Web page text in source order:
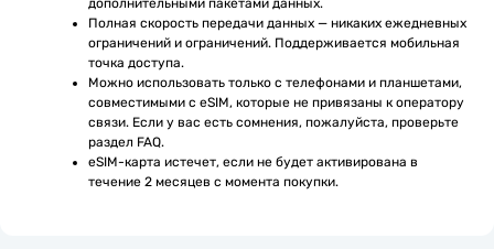
дополнительными пакетами данных.
Полная скорость передачи данных — никаких ежедневных
ограничений и ограничений. Поддерживается мобильная
точка доступа.
Можно использовать только с телефонами и планшетами,
совместимыми с eSIM, которые не привязаны к оператору
связи. Если у вас есть сомнения, пожалуйста, проверьте
раздел FAQ.
eSIM-карта истечет, если не будет активирована в
течение 2 месяцев с момента покупки.